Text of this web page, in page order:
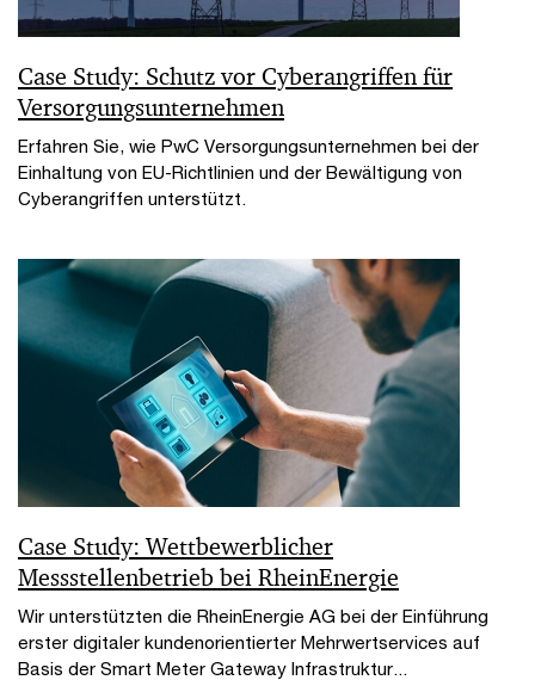
Case Study: Schutz vor Cyberangriffen für
Versorgungsunternehmen
Erfahren Sie, wie PwC Versorgungsunternehmen bei der
Einhaltung von EU-Richtlinien und der Bewältigung von
Cyberangriffen unterstützt.
Case Study: Wettbewerblicher
Messstellenbetrieb bei RheinEnergie
Wir unterstützten die RheinEnergie AG bei der Einführung
erster digitaler kundenorientierter Mehrwertservices auf
Basis der Smart Meter Gateway Infrastruktur...